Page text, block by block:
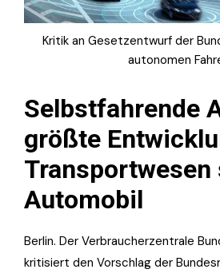
Kritik an Gesetzentwurf der
autonomen
Selbstfahrende
größte
Transportwesen
Automobil
Berlin. Der Verbraucherzentrale
kritisiert den Vorschlag der